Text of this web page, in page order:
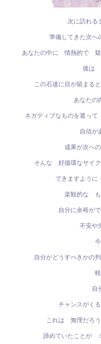
次に訪れる
準備してきた次へ
あなたの中に 情熱的で 疑
後は
この石達に目が留まる
あなたの
ネガティブなものを遮っ
自信が
成果が次へ
そんな 好循環なサイ
できますように
楽観的な も
自分に余裕が
不安や
自分がどうすべきかの
自
チャンスがく
これは 無理だろ
諦めていたことが